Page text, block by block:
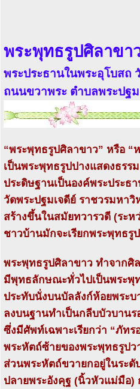
พระพุทธรูปศิลาขา
พระประธานในพระอุโบสถ
ถนนขวาพระ ตำบลพระปฐ
“พระพุทธรูปศิลาขาว” หรือ “
เป็นพระพุทธรูปปางแสดงธรรม
ประดิษฐานเป็นองค์พระประธ
วัดพระปฐมเจดีย์ ราชวรมหาวิ
สร้างขึ้นในสมัยทวารวดี (ระ
ชาวบ้านมักจะเรียกพระพุทธรู
พระพุทธรูปศิลาขาว ทำจากศิ
มีพุทธลักษณะทั่วไปเป็นพระพุ
ประทับนั่งบนบัลลังก์ห้อยพระ
ลงบนฐานทำเป็นกลีบบัวบาน
ซึ่งมีศัพท์เฉพาะเรียกว่า “ภัท
พระหัตถ์ซ้ายของพระพุทธรูปว
ส่วนพระหัตถ์ขวายกอยู่ในระ
ปลายพระอังคุฐ (นิ้วหัวแม่มือ)